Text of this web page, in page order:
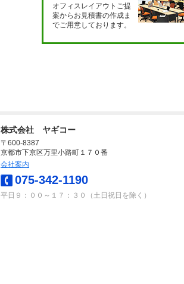
オフィスレイアウトご提
案からお見積書の作成ま
でご用意しております。
株式会社 ヤギコー
〒600-8387
京都市下京区万里小路町１７０番
会社案内
075-342-1190
平日９：００～１７：３０（土日祝日を除く）